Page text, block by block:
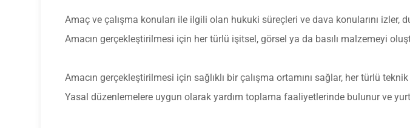
Amaç ve çalışma konuları ile ilgili olan hukuki süreçleri ve dava konularını
Amacın gerçekleştirilmesi için her türlü işitsel, görsel ya da basılı malzemeyi
Amacın gerçekleştirilmesi için sağlıklı bir çalışma ortamını sağlar, her türlü
Yasal düzenlemelere uygun olarak yardım toplama faaliyetlerinde bulunur ve